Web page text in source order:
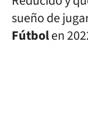
sueño de
Fútbolen